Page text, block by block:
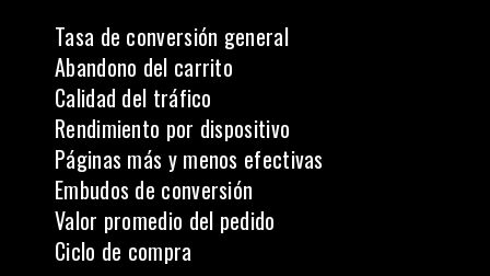
Tasa de conversión general
Abandono del carrito
Calidad del tráfico
Rendimiento por dispositivo
Páginas más y menos efectivas
Embudos de conversión
Valor promedio del pedido
Ciclo de compra